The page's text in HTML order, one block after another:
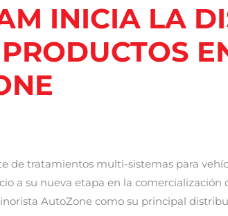
INICIA LA
de tratamientos multi-sistemas para
a su nueva etapa en la comercialización
AutoZone como su principal